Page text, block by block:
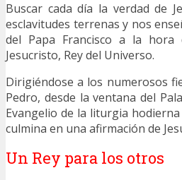
Buscar cada día la verdad de
esclavitudes terrenas y nos
del Papa Francisco a la hora
Jesucristo, Rey del Universo.
Dirigiéndose a los numerosos
Pedro, desde la ventana del
Evangelio de la liturgia
culmina en una afirmación de
Un Rey para los otros